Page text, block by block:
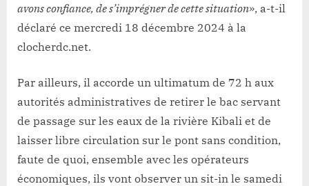
avons confiance, de s’imprégner de cette situation», a-t-il
déclaré ce mercredi 18 décembre 2024 à la
clocherdc.net.
Par ailleurs, il accorde un ultimatum de 72 h aux
autorités administratives de retirer le bac servant
de passage sur les eaux de la rivière Kibali et de
laisser libre circulation sur le pont sans condition,
faute de quoi, ensemble avec les opérateurs
économiques, ils vont observer un sit-in le samedi